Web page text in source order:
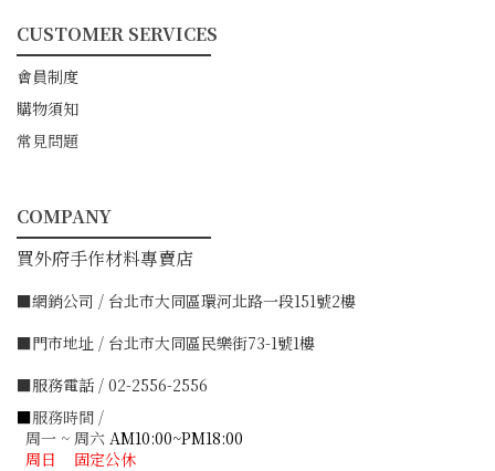
CUSTOMER SERVICES
━━━━━━━━━━━
會員制度
購物須知
常見問題
COMPANY
━━━━━━━━━━━
買外府手作材料專賣店
■網銷公司 / 台北市大同區環河北路一段151號2樓
■門市地址 / 台北市大同區民樂街73-1號1樓
■服務電話 / 02-2556-2556
■服務時間 /
周一 ~ 周六 AM10:00~PM18:00
周日 固定公休